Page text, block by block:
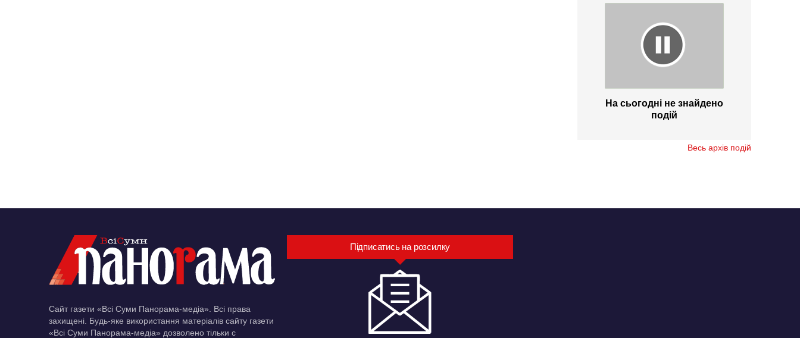
На сьогодні не знайдено
подій
Весь архів подій
Сайт газети «Всі Суми Панорама-медіа». Всі права
захищені. Будь-яке використання матеріалів сайту газети
«Всі Суми Панорама-медіа» дозволено тільки c
Підписатись на розсилку